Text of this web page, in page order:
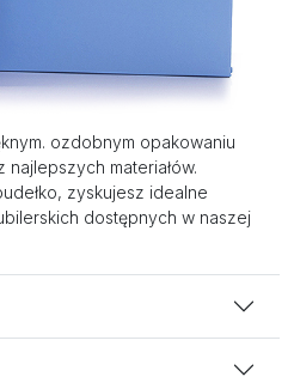
ozdobnym opakowaniu
materiałów.
zyskujesz idealne
dostępnych w naszej